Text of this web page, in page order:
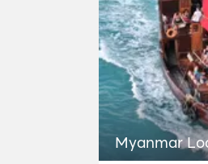
Myanmar